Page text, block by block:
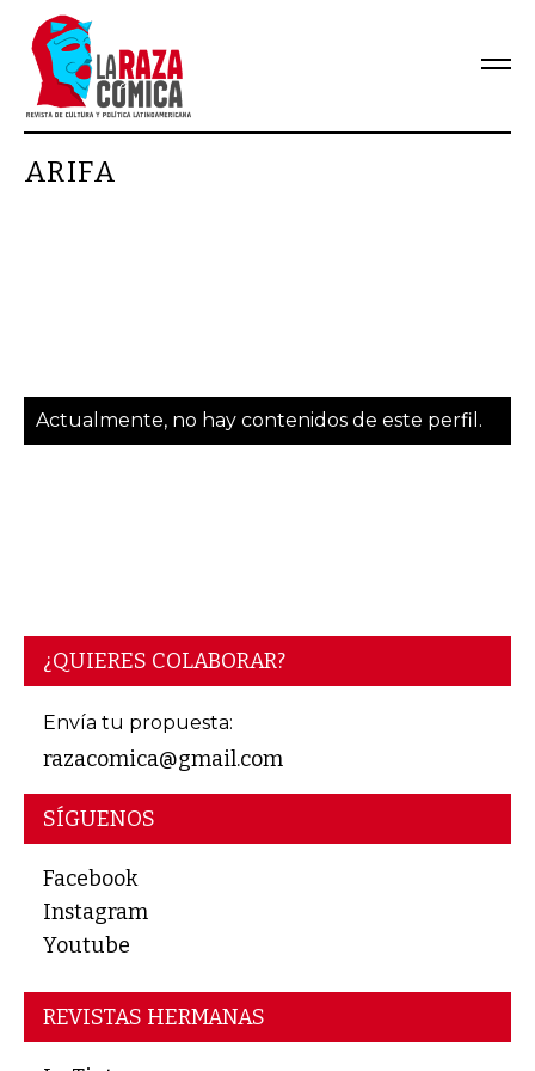
ARIFA
Actualmente, no hay contenidos de este perfil.
¿QUIERES COLABORAR?
Envía tu propuesta:
razacomica@gmail.com
SÍGUENOS
Facebook
Instagram
Youtube
REVISTAS HERMANAS